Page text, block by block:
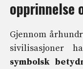
opprinnelse
Gjennom
sivilisasjoner
symbolsk